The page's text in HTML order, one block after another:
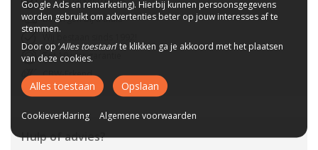
Bezorgen bij u thuis
Tot 10 jaar garantie
CBW-Erkend
Hulp of advies?
Google Ads en remarketing). Hierbij kunnen persoonsgegevens
worden gebruikt om advertenties beter op jouw interesses af te
stemmen.
Door op ‘Alles toestaan’ te klikken ga je akkoord met het plaatsen
van deze cookies.
Alles toestaan Opslaan
Cookieverklaring Algemene voorwaarden